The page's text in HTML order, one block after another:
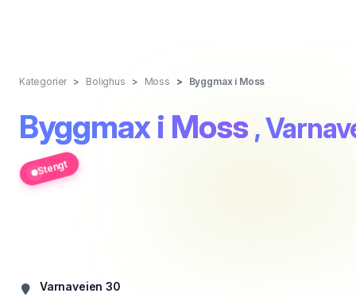
Kategorier Bolighus Moss Byggmax i Moss
Byggmax i Moss ,
Stengt
Varnaveien 30